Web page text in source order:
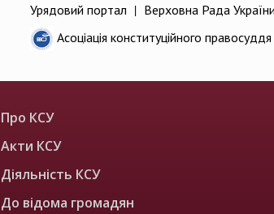
Урядовий портал | Верховна Рада України
Асоціація конституційного
Про КСУ
Акти КСУ
Діяльність КСУ
До відома громадян